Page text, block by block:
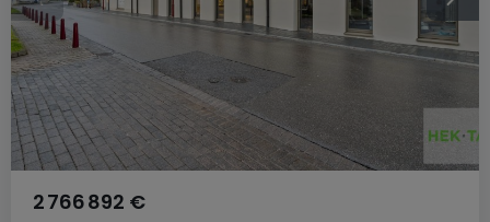
2 766 892 €